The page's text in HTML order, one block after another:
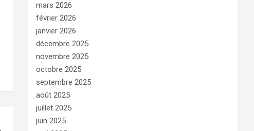
mars 2026
février 2026
janvier 2026
décembre 2025
novembre 2025
octobre 2025
septembre 2025
août 2025
juillet 2025
juin 2025